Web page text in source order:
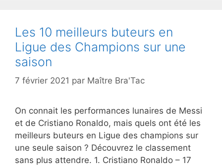
Les 10 meilleurs buteurs en
Ligue des Champions sur une
saison
7 février 2021 par Maître Bra'Tac
On connait les performances lunaires de Messi
et de Cristiano Ronaldo, mais quels ont été les
meilleurs buteurs en Ligue des champions sur
une seule saison ? Découvrez le classement
sans plus attendre. 1. Cristiano Ronaldo – 17